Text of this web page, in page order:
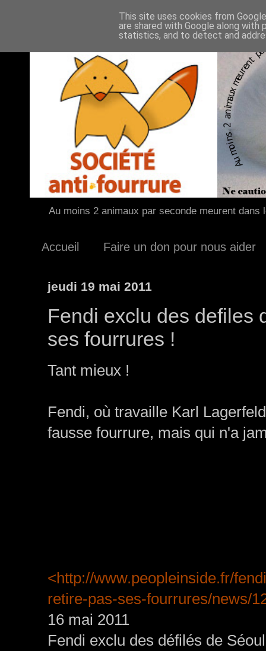
Au moins 2 animaux par seconde meurent
Accueil Faire un don pour nous aider
jeudi 19 mai 2011
Fendi exclu des defiles
ses fourrures !
Tant mieux !
Fendi, où travaille Karl
fausse fourrure, mais qui n'a
<http://www.peopleinside.fr/
retire-pas-ses-fourrures/news/
16 mai 2011
Fendi exclu des défilés de
This site uses cookies from
are shared with Google along
statistics, and to detect and